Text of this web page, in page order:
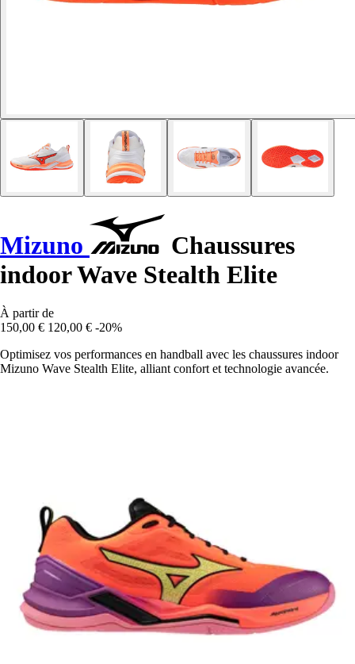
Mizuno
Chaussures
indoor Wave Stealth Elite
À partir de
150,00 € 120,00 € -20%
Optimisez vos performances en handball avec les chaussures indoor
Mizuno Wave Stealth Elite, alliant confort et technologie avancée.